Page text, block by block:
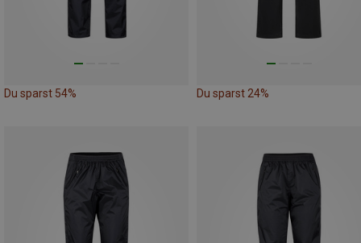
Du sparst 54% Du sparst 24%